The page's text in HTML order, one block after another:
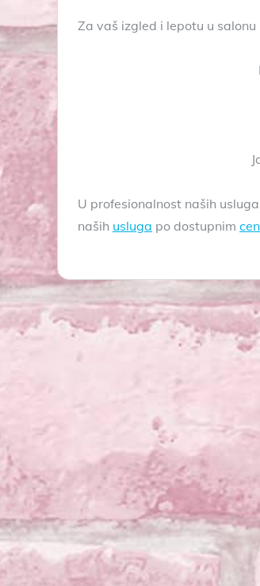
Za vaš izgled i lepotu u
U profesionalnost naših
naših usluga po dostupnim